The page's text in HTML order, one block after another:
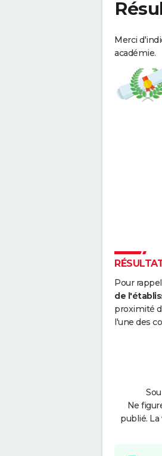
Merci
académie.
Pour
de
proximité
l'une des
Ne
publié.